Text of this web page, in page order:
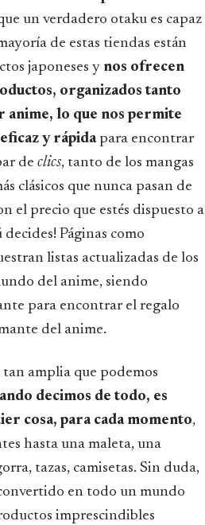
un verdadero otaku es capaz
de estas tiendas están
japoneses y nos ofrecen
organizados tanto
lo que nos permite
y rápidapara encontrar
de clics, tanto de los mangas
clásicos que nunca pasan de
el precio que estés dispuesto a
Páginas como
listas actualizadas de los
del anime, siendo
para encontrar el regalo
del anime.
tan amplia que podemos
decimos de todo, es
cosa, para cada momento,
hasta una maleta, una
tazas, camisetas. Sin duda,
en todo un mundo
imprescindibles